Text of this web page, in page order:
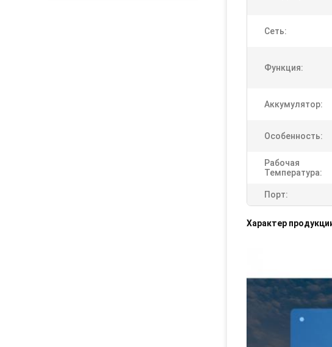
Сеть:
Функция:
Аккумулятор:
Особенность:
Рабочая
Температура:
Порт:
Характер